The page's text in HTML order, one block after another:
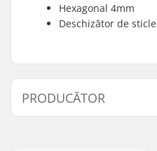
Hexagonal 4mm
Deschizător de sticle
PRODUCĂTOR